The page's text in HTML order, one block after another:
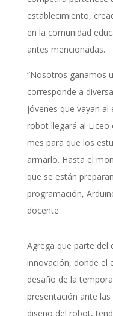
establecimiento,
en la comunidad
antes mencionadas.
“Nosotros ganamos
corresponde a
jóvenes que vayan al
robot llegará al Liceo
mes para que los
armarlo. Hasta el
que se están
programación,
docente.
Agrega que parte del
innovación, donde el
desafío de la
presentación ante
diseño del robot,